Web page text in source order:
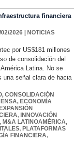
financiera
02/2026
NOTICIAS
por US$181 millones
de consolidación del
Latina. No se
una señal clara de hacia
, CONSOLIDACIÓN
, ECONOMÍA
EXPANSIÓN
, INNOVACIÓN
, M&A LATINOAMÉRICA,
, PLATAFORMAS
FINANCIERA,